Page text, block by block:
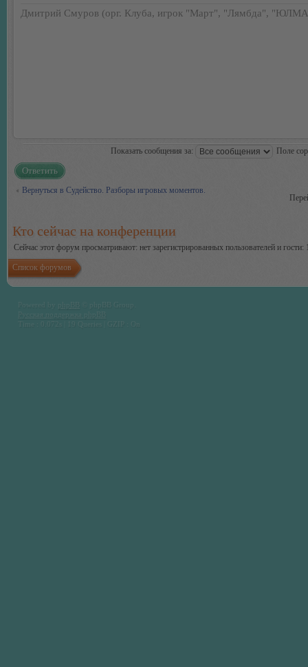
Дмитрий Смуров (орг. Клуба, игрок "Март", "Лямбда",
Показать сообщения за: Поле
Ответить
Вернуться в Судейство. Разборы игровых моментов.
Кто сейчас на конференции
Сейчас этот форум просматривают: нет зарегистрированных пользователей и гости:
Список форумов
Time : 0.072s | 19 Queries | GZIP : On